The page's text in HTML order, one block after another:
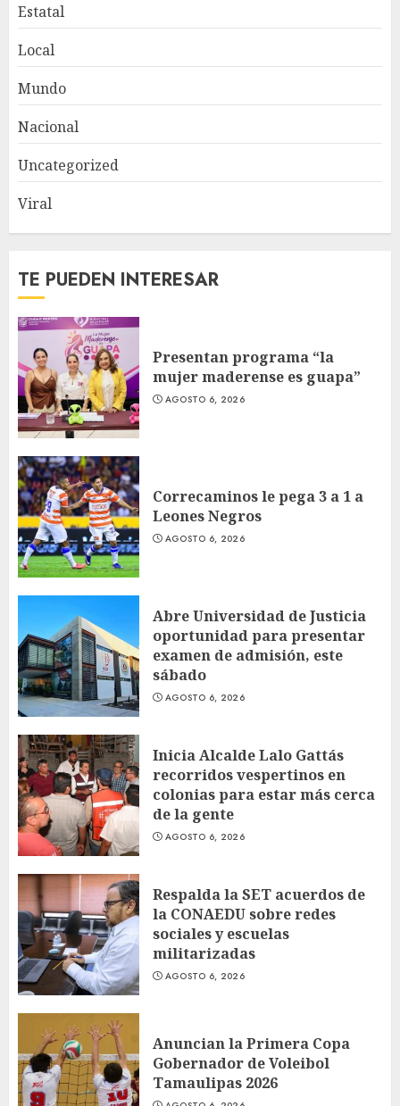
Estatal
Local
Mundo
Nacional
Uncategorized
Viral
TE PUEDEN INTERESAR
Presentan programa “la
mujer maderense es guapa”
AGOSTO 6, 2026
Correcaminos le pega 3 a 1 a
Leones Negros
AGOSTO 6, 2026
Abre Universidad de Justicia
oportunidad para presentar
examen de admisión, este
sábado
AGOSTO 6, 2026
Inicia Alcalde Lalo Gattás
recorridos vespertinos en
colonias para estar más cerca
de la gente
AGOSTO 6, 2026
Respalda la SET acuerdos de
la CONAEDU sobre redes
sociales y escuelas
militarizadas
AGOSTO 6, 2026
Anuncian la Primera Copa
Gobernador de Voleibol
Tamaulipas 2026